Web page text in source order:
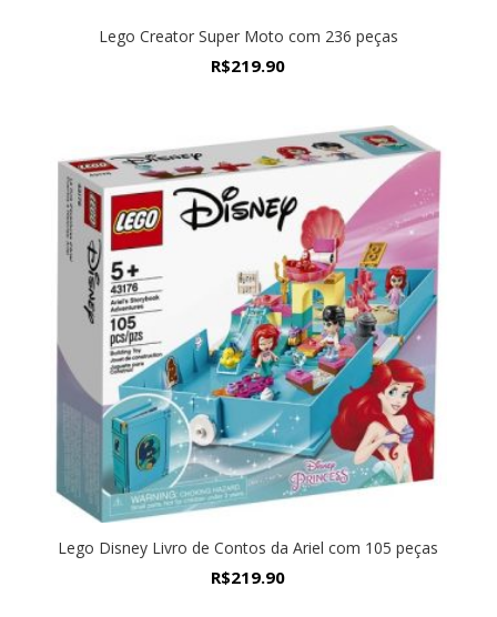
Lego Creator Super Moto com 236 peças
R$219.90
Lego Disney Livro de Contos da Ariel com 105 peças
R$219.90